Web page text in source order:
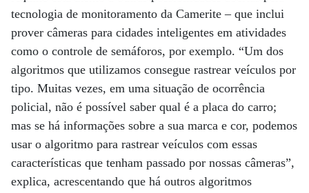
tecnologia de monitoramento da Camerite – que inclui
prover câmeras para cidades inteligentes em atividades
como o controle de semáforos, por exemplo. “Um dos
algoritmos que utilizamos consegue rastrear veículos por
tipo. Muitas vezes, em uma situação de ocorrência
policial, não é possível saber qual é a placa do carro;
mas se há informações sobre a sua marca e cor, podemos
usar o algoritmo para rastrear veículos com essas
características que tenham passado por nossas câmeras”,
explica, acrescentando que há outros algoritmos